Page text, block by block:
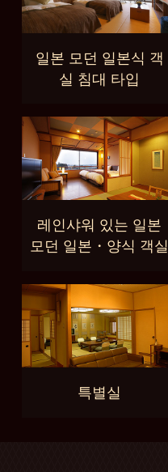
일본 모던 일본식 객
실 침대 타입
레인샤워 있는 일본
모던 일본・양식 객실
특별실